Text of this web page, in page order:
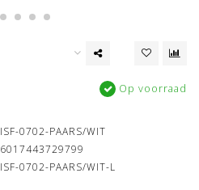
Op voorraad
ISF-0702-PAARS/WIT
6017443729799
ISF-0702-PAARS/WIT-L